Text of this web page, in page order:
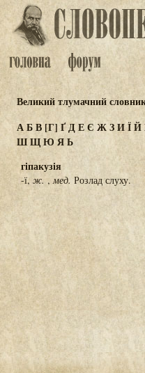
Великий тлумачний
АБВ[Г] ҐДЕЄ ЖЗИЇЙ
ШЩЮЯЬ
гіпакузія
-ї, ж. ,мед.Розлад слуху.